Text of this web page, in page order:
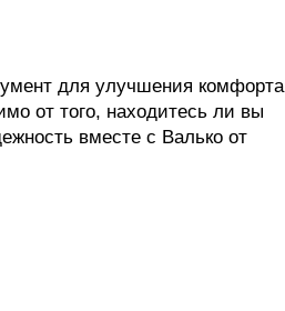
для улучшения комфорта
от того, находитесь ли вы
вместе с Валько от